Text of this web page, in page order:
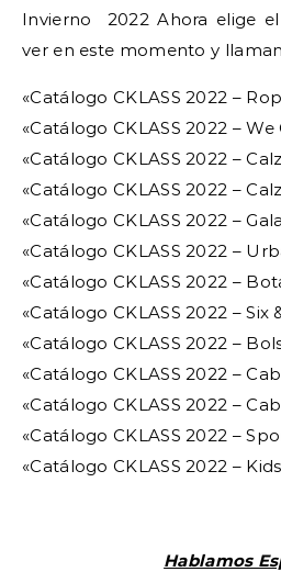
Invierno 2022 Ahora elige
ver en este momento y
«Catálogo CKLASS 2022 –
«Catálogo CKLASS 2022 –
«Catálogo CKLASS 2022 –
«Catálogo CKLASS 2022 –
«Catálogo CKLASS 2022 –
«Catálogo CKLASS 2022 –
«Catálogo CKLASS 2022 –
«Catálogo CKLASS 2022 – Six
«Catálogo CKLASS 2022 –
«Catálogo CKLASS 2022 –
«Catálogo CKLASS 2022 –
«Catálogo CKLASS 2022 –
«Catálogo CKLASS 2022 –
Hablamos